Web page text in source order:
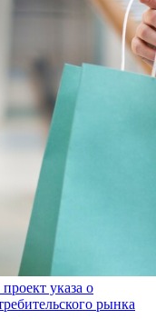
указа о
рынка